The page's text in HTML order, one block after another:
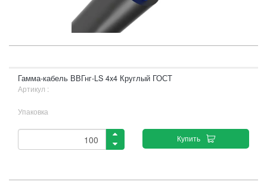
Гамма-кабель ВВГнг-LS 4x4 Круглый ГОСТ
Артикул :
Упаковка
Купить